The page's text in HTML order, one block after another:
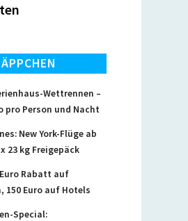
Wettrennen –
pro Person und Nacht
New York-Flüge ab
23 kg Freigepäck
Rabatt auf
150 Euro auf Hotels
Special: